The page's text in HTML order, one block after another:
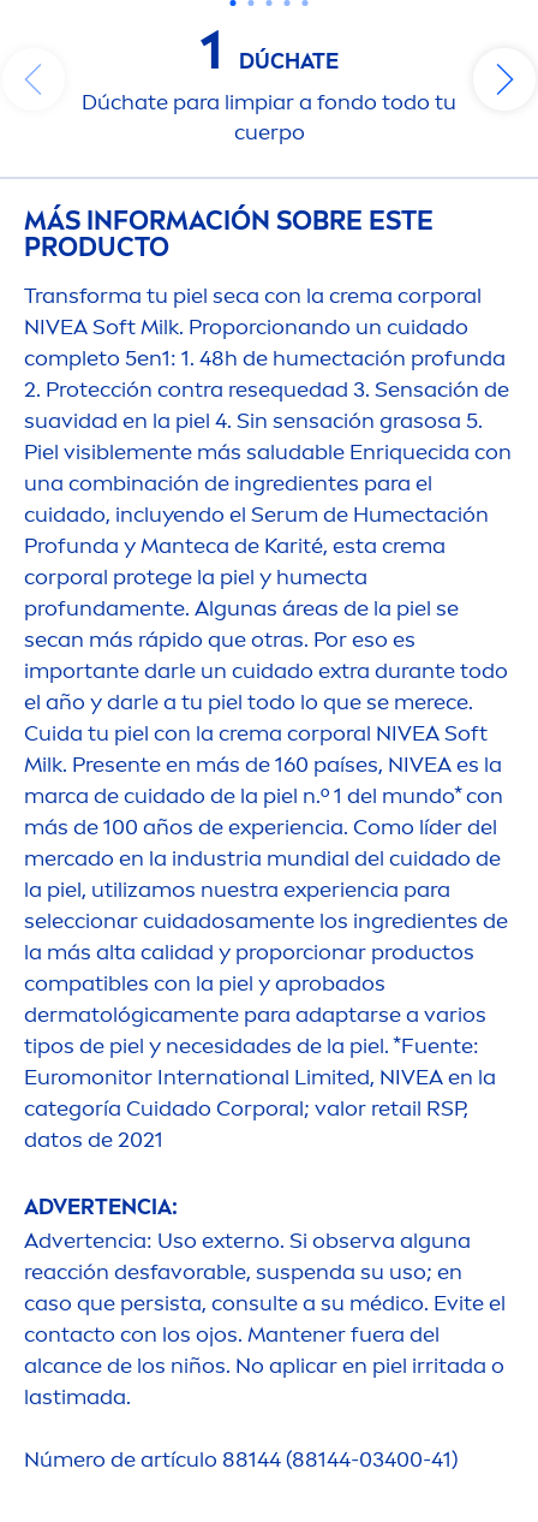
1
DÚCHATE
Dúchate para limpiar a fondo todo tu
cuerpo
MÁS INFORMACIÓN SOBRE ESTE
PRODUCTO
Transforma tu piel seca con la crema corporal
NIVEASoft Milk. Proporcionando un cuidado
completo 5en1: 1. 48h de humectación profunda
2. Protección contra resequedad 3. Sensación de
suavidad en la piel 4. Sin sensación grasosa 5.
Piel visiblemente más saludable Enriquecida con
una combinación de ingredientes para el
cuidado, incluyendo el Serum de Humectación
Profunda y Manteca de Karité, esta crema
corporal protege la piel y humecta
profundamente. Algunas áreas de la piel se
secan más rápido que otras. Por eso es
importante darle un cuidado extra durante todo
el año y darle a tu piel todo lo que se merece.
Cuida tu piel con la crema corporal NIVEASoft
Milk. Presente en más de 160 países, NIVEAes la
marca de cuidado de la piel n.º 1 del mundo* con
más de 100 años de experiencia. Como líder del
mercado en la industria mundial del cuidado de
la piel, utilizamos nuestra experiencia para
seleccionar cuidadosamente los ingredientes de
la más alta calidad y proporcionar productos
compatibles con la piel y aprobados
dermatológicamente para adaptarse a varios
tipos de piel y necesidades de la piel. *Fuente:
Euromonitor International Limited, NIVEAen la
categoría Cuidado Corporal; valor retail RSP,
datos de 2021
ADVERTENCIA:
Advertencia: Uso externo. Si observa alguna
reacción desfavorable, suspenda su uso; en
caso que persista, consulte a su médico. Evite el
contacto con los ojos. Mantener fuera del
alcance de los niños. No aplicar en piel irritada o
lastimada.
Número de artículo 88144 (88144-03400-41)